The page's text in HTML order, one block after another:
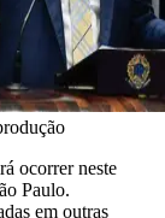
ocorrer neste
Paulo.
em outras